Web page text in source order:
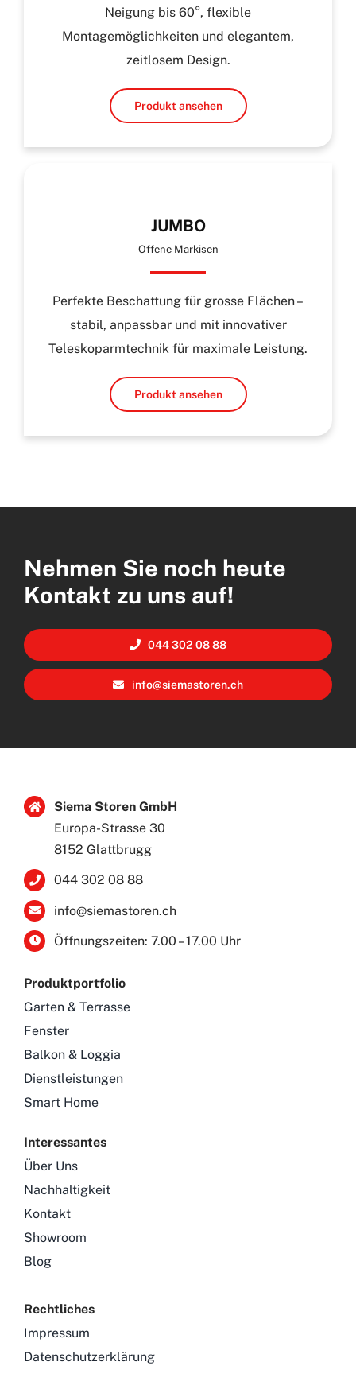
Neigung bis 60°, flexible
Montagemöglichkeiten und elegantem,
zeitlosem Design.
Produkt ansehen
JUMBO
Offene Markisen
Perfekte Beschattung für grosse Flächen –
stabil, anpassbar und mit innovativer
Teleskoparmtechnik für maximale Leistung.
Produkt ansehen
Nehmen Sie noch heute
Kontakt zu uns auf!
044 302 08 88
info@siemastoren.ch
Siema Storen GmbH
Europa-Strasse 30
8152 Glattbrugg
044 302 08 88
info@siemastoren.ch
Öffnungszeiten: 7.00 – 17.00 Uhr
Produktportfolio
Garten & Terrasse
Fenster
Balkon & Loggia
Dienstleistungen
Smart Home
Interessantes
Über Uns
Nachhaltigkeit
Kontakt
Showroom
Blog
Rechtliches
Impressum
Datenschutzerklärung